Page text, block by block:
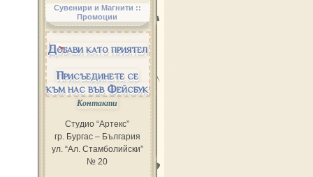
Сувенири и Магнити ::
Промоции
Добави като приятел
Присъединете се
към нас във Фейсбук
Контакти
Студио “Артекс”
гр. Бургас – България
ул. “Ал. Стамболийски”
№ 20